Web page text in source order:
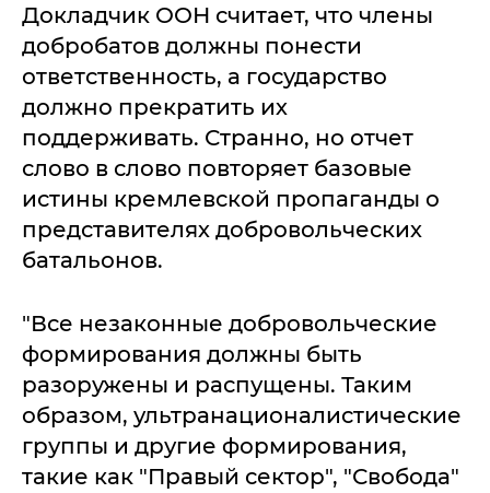
Докладчик ООН считает, что члены
добробатов должны понести
ответственность, а государство
должно прекратить их
поддерживать. Странно, но отчет
слово в слово повторяет базовые
истины кремлевской пропаганды о
представителях добровольческих
батальонов.
"Все незаконные добровольческие
формирования должны быть
разоружены и распущены. Таким
образом, ультранационалистические
группы и другие формирования,
такие как "Правый сектор", "Свобода"